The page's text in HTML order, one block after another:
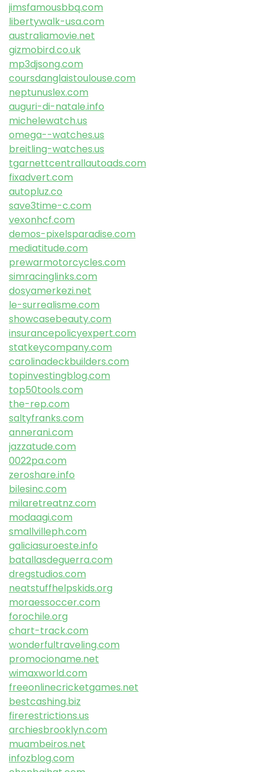
jimsfamousbbq.com
libertywalk-usa.com
australiamovie.net
gizmobird.co.uk
mp3djsong.com
coursdanglaistoulouse.com
neptunuslex.com
auguri-di-natale.info
michelewatch.us
omega--watches.us
breitling-watches.us
tgarnettcentrallautoads.com
fixadvert.com
autopluz.co
save3time-c.com
vexonhcf.com
demos-pixelsparadise.com
mediatitude.com
prewarmotorcycles.com
simracinglinks.com
dosyamerkezi.net
le-surrealisme.com
showcasebeauty.com
insurancepolicyexpert.com
statkeycompany.com
carolinadeckbuilders.com
topinvestingblog.com
top50tools.com
the-rep.com
saltyfranks.com
annerani.com
jazzatude.com
0022pa.com
zeroshare.info
bilesinc.com
milaretreatnz.com
modaagi.com
smallvilleph.com
galiciasuroeste.info
batallasdeguerra.com
dregstudios.com
neatstuffhelpskids.org
moraessoccer.com
forochile.org
chart-track.com
wonderfultraveling.com
promocioname.net
wimaxworld.com
freeonlinecricketgames.net
bestcashing.biz
firerestrictions.us
archiesbrooklyn.com
muambeiros.net
infozblog.com